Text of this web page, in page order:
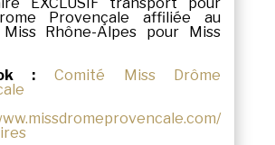
Provençale affiliée au
Rhône-Alpes pour Miss
:
Comité Miss Drôme
missdromeprovencale.com/